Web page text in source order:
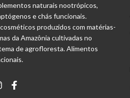
naturais nootrópicos,
e chás funcionais.
produzidos com matérias-
da Amazônia cultivadas no
de agrofloresta. Alimentos